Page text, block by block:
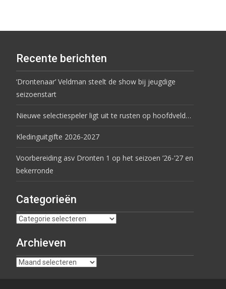
Recente berichten
‘Drontenaar’ Veldman steelt de show bij jeugdige
seizoenstart
Nieuwe selectiespeler ligt uit te rusten op hoofdveld…
Kledinguitgifte 2026-2027
Voorbereiding asv Dronten 1 op het seizoen ’26-’27 en
bekerronde
Categorieën
Archieven